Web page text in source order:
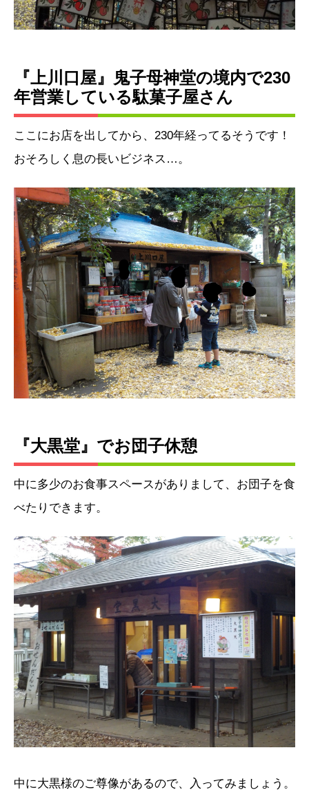
『上川口屋』鬼子母神堂の境内で230
年営業している駄菓子屋さん
ここにお店を出してから、230年経ってるそうです！
おそろしく息の長いビジネス…。
『大黒堂』でお団子休憩
中に多少のお食事スペースがありまして、お団子を食
べたりできます。
中に大黒様のご尊像があるので、入ってみましょう。